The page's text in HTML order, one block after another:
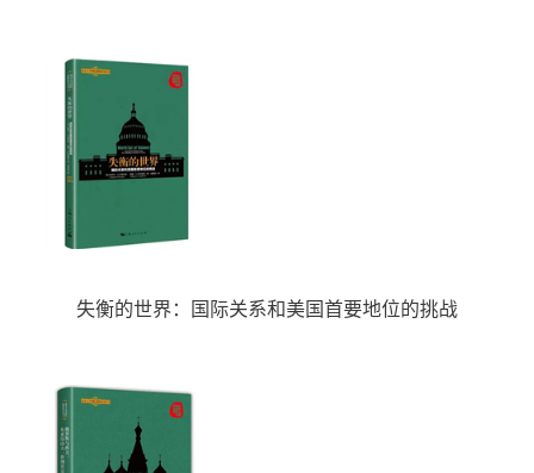
失衡的世界：国际关系和美国首要地位的挑战